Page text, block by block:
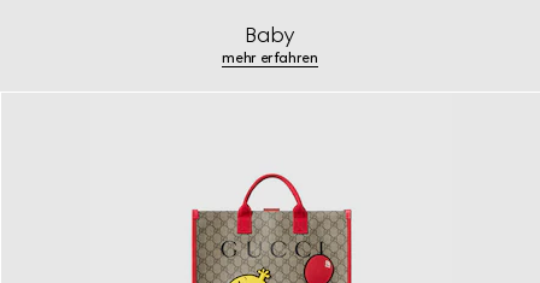
Baby
mehr erfahren